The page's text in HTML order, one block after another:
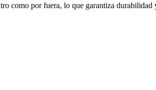
como por fuera, lo que garantiza durabilidad